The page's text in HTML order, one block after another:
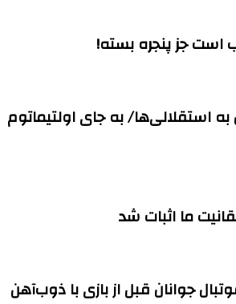
است جز پنجره بسته!
استقلالی‌ها/ به جای اولتیماتوم
ما اثبات شد
جوانان قبل از بازی با ذوب‌آهن